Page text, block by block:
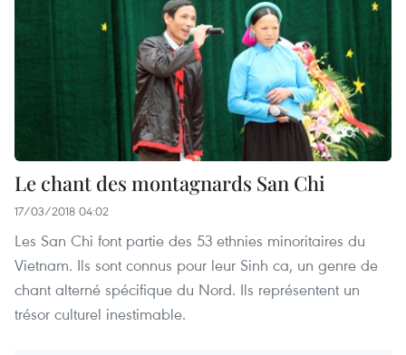
Le chant des montagnards San Chi
17/03/2018 04:02
Les San Chi font partie des 53 ethnies minoritaires du
Vietnam. Ils sont connus pour leur Sinh ca, un genre de
chant alterné spécifique du Nord. Ils représentent un
trésor culturel inestimable.